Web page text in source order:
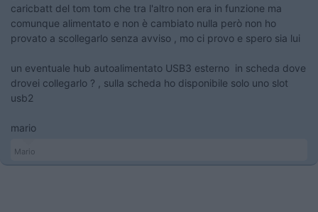
caricbatt del tom tom che tra l'altro non era in funzione ma
comunque alimentato e non è cambiato nulla però non ho
provato a scollegarlo senza avviso , mo ci provo e spero sia lui
un eventuale hub autoalimentato USB3 esterno in scheda dove
drovei collegarlo ? , sulla scheda ho disponibile solo uno slot
usb2
mario
Mario